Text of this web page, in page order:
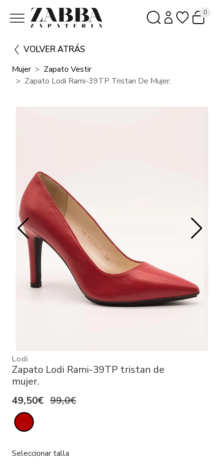
0
VOLVER ATRÁS
Mujer
Zapato Vestir
Zapato Lodi Rami-39TP Tristan De Mujer.
Lodi
Zapato Lodi Rami-39TP tristan de
mujer.
49,50€ 99,0€
Seleccionar talla